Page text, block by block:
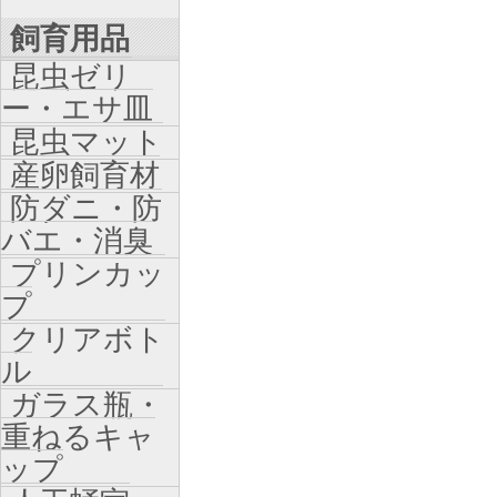
飼育用品
昆虫ゼリ
ー・エサ皿
昆虫マット
産卵飼育材
防ダニ・防
バエ・消臭
プリンカッ
プ
クリアボト
ル
ガラス瓶・
重ねるキャ
ップ